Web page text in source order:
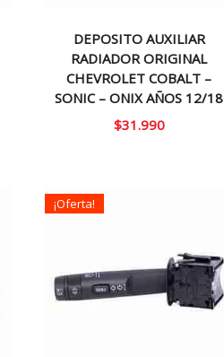
DEPOSITO AUXILIAR
RADIADOR ORIGINAL
CHEVROLET COBALT –
SONIC – ONIX AÑOS 12/18
$31.990
¡Oferta!